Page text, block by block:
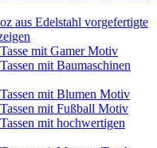
aus Edelstahl vorgefertigte
mit Gamer Motiv
mit Baumaschinen
mit Blumen Motiv
mit Fußball Motiv
mit hochwertigen